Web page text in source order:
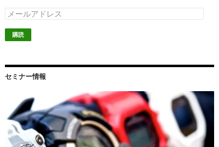
メ
ー
ル
ア
ス
セミナー情報